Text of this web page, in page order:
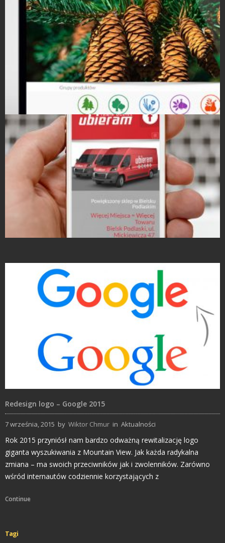
Strony Internetowe
Redesign logo – Google 2015
7 września, 2015 by Wiktor Chmur in Aktualności
Rok 2015 przyniósł nam bardzo odważną rewitalizację logo
giganta wyszukiwania z Mountain View. Jak każda radykalna
zmiana – ma swoich przeciwników jak i zwolenników. Zarówno
wśród internautów codziennie korzystających z
Continue
Tagi